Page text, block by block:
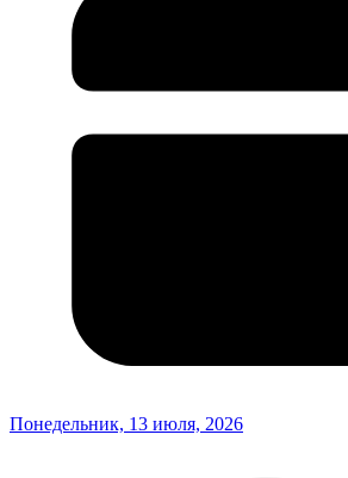
Понедельник, 13 июля, 2026